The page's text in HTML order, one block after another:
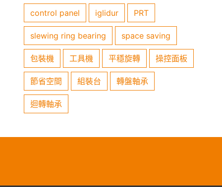
control panel iglidur PRT
slewing ring bearing space saving
包裝機 工具機 平穩旋轉 操控面板
節省空間 組裝台 轉盤軸承
迴轉軸承